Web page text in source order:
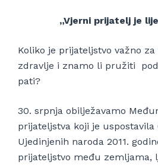
„Vjerni prijatelj je
Koliko je prijateljstvo važno
zdravlje i znamo li pružiti
pati?
30. srpnja obilježavamo
prijateljstva koji je uspostavila
Ujedinjenih naroda 2011.
prijateljstvo među